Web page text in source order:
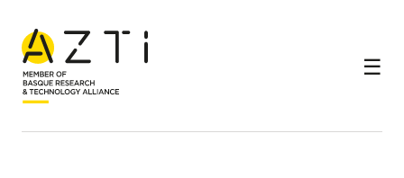
Hasiera Albisteak
AZTIk ADNan orinarritutako metodo aitzindari bat
patentatu du kabiarraren ekoizpena optimizatzeko
esturioen sexua modu goiztiarraz identifikatuz